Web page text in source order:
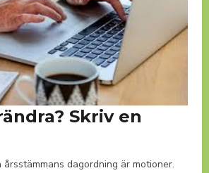
Skriv en
dagordning är motioner.